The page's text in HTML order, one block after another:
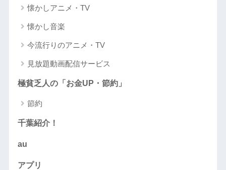
懐かしアニメ・TV
懐かし音楽
今流行りのアニメ・TV
見放題動画配信サービス
極貧乏人の「お金UP・節約」
節約
千葉紹介！
au
アプリ